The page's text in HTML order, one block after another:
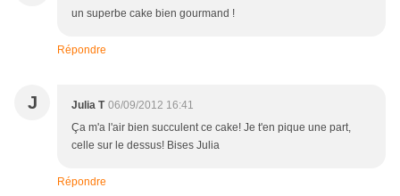
un superbe cake bien gourmand !
Répondre
J Julia T 06/09/2012 16:41
Ça m'a l'air bien succulent ce cake! Je t'en pique une part,
celle sur le dessus! Bises Julia
Répondre